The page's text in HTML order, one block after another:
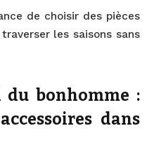
de choisir des pièces
les saisons sans
du bonhomme :
dans